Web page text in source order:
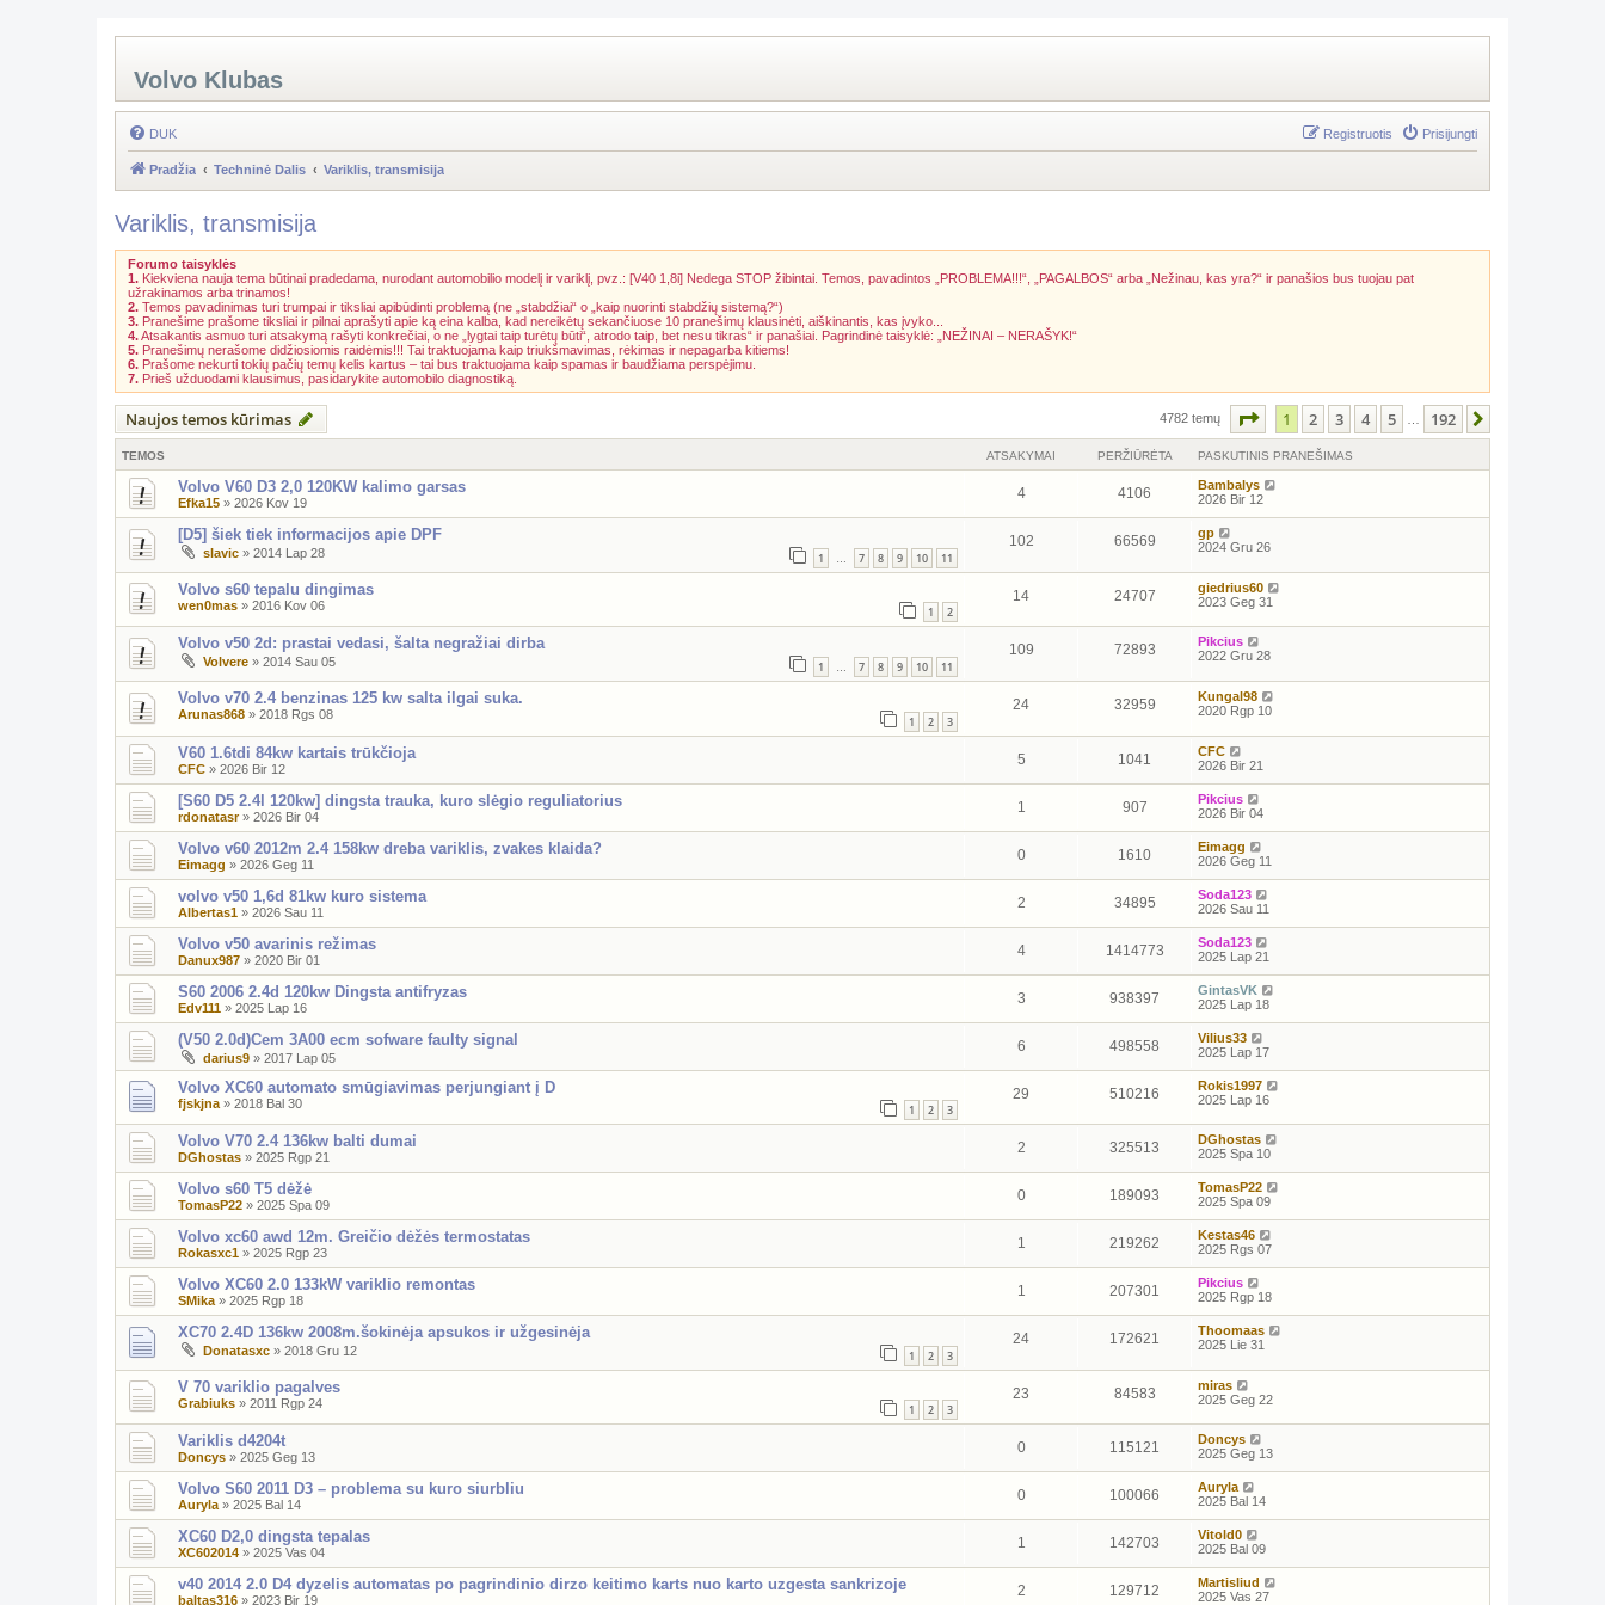
Volvo Klubas
DUK Prisijungti
Registruotis
Pradžia Techninė Dalis Variklis, transmisija
Variklis, transmisija
Forumo taisyklės
1. Kiekviena nauja tema būtinai pradedama, nurodant automobilio modelį ir variklį, pvz.: [V40 1,8i] Nedega STOP žibintai. Temos, pavadintos „PROBLEMA!!!“, „PAGALBOS“ arba „Nežinau, kas yra?“ ir panašios bus tuojau pat
užrakinamos arba trinamos!
2. Temos pavadinimas turi trumpai ir tiksliai apibūdinti problemą (ne „stabdžiai“ o „kaip nuorinti stabdžių sistemą?“)
3. Pranešime prašome tiksliai ir pilnai aprašyti apie ką eina kalba, kad nereikėtų sekančiuose 10 pranešimų klausinėti, aiškinantis, kas įvyko...
4.Atsakantis asmuo turi atsakymą rašyti konkrečiai, o ne „lygtai taip turėtų būti“, atrodo taip, bet nesu tikras“ ir panašiai. Pagrindinė taisyklė: „NEŽINAI – NERAŠYK!“
5. Pranešimų nerašome didžiosiomis raidėmis!!! Tai traktuojama kaip triukšmavimas, rėkimas ir nepagarba kitiems!
6. Prašome nekurti tokių pačių temų kelis kartus – tai bus traktuojama kaip spamas ir baudžiama perspėjimu.
7. Prieš užduodami klausimus, pasidarykite automobilo diagnostiką.
Naujos temos kūrimas 4782 temų Puslapis iš 192
1 2 3 4 5 192
TEMOS ATSAKYMAI PERŽIŪRĖTA PASKUTINIS PRANEŠIMAS
Volvo V60 D3 2,0 120KW kalimo garsas
Efka15 » 2026 Kov 19
4 4106
Bambalys
2026 Bir 12
[D5] šiek tiek informacijos apie DPF
slavic » 2014 Lap 28 1 … 7 8 9 10 11
102 66569
gp
2024 Gru 26
Volvo s60 tepalu dingimas
wen0mas » 2016 Kov 06 1 2
14 24707
giedrius60
2023 Geg 31
Volvo v50 2d: prastai vedasi, šalta negražiai dirba
Volvere » 2014 Sau 05 1 … 7 8 9 10 11
109 72893
Pikcius
2022 Gru 28
Volvo v70 2.4 benzinas 125 kw salta ilgai suka.
Arunas868 » 2018 Rgs 08 1 2 3
24 32959
Kungal98
2020 Rgp 10
V60 1.6tdi 84kw kartais trūkčioja
CFC » 2026 Bir 12
5 1041
CFC
2026 Bir 21
[S60 D5 2.4l 120kw] dingsta trauka, kuro slėgio reguliatorius
rdonatasr» 2026 Bir 04
1 907
Pikcius
2026 Bir 04
Volvo v60 2012m 2.4 158kw dreba variklis, zvakes klaida?
Eimagg » 2026 Geg 11
0 1610
Eimagg
2026 Geg 11
volvo v50 1,6d 81kw kuro sistema
Albertas1 » 2026 Sau 11
2 34895
Soda123
2026 Sau 11
Volvo v50 avarinis režimas
Danux987 » 2020 Bir 01
4 1414773
Soda123
2025 Lap 21
S60 2006 2.4d 120kw Dingsta antifryzas
Edv111 » 2025 Lap 16
3 938397
GintasVK
2025 Lap 18
(V50 2.0d)Cem 3A00 ecm sofware faulty signal
darius9 » 2017 Lap 05
6 498558
Vilius33
2025 Lap 17
Volvo XC60 automato smūgiavimas perjungiant į D
fjskjna » 2018 Bal 30 1 2 3
29 510216
Rokis1997
2025 Lap 16
Volvo V70 2.4 136kw balti dumai
DGhostas » 2025 Rgp 21
2 325513
DGhostas
2025 Spa 10
Volvo s60 T5 dėžė
TomasP22 » 2025 Spa 09
0 189093
TomasP22
2025 Spa 09
Volvo xc60 awd 12m. Greičio dėžės termostatas
Rokasxc1 » 2025 Rgp 23
1 219262
Kestas46
2025 Rgs 07
Volvo XC60 2.0 133kW variklio remontas
SMika » 2025 Rgp 18
1 207301
Pikcius
2025 Rgp 18
XC70 2.4D 136kw 2008m.šokinėja apsukos ir užgesinėja
Donatasxc » 2018 Gru 12 1 2 3
24 172621
Thoomaas
2025 Lie 31
V 70 variklio pagalves
Grabiuks » 2011 Rgp 24 1 2 3
23 84583
miras
2025 Geg 22
Variklis d4204t
Doncys » 2025 Geg 13
0 115121
Doncys
2025 Geg 13
Volvo S60 2011 D3 – problema su kuro siurbliu
Auryla» 2025 Bal 14
0 100066
Auryla
2025 Bal 14
XC60 D2,0 dingsta tepalas
XC602014 » 2025 Vas 04
1 142703
Vitold0
2025 Bal 09
v40 2014 2.0 D4 dyzelis automatas po pagrindinio dirzo keitimo karts nuo karto uzgesta sankrizoje
baltas316 » 2023 Bir 19
2 129712
Martisliud
2025 Vas 27